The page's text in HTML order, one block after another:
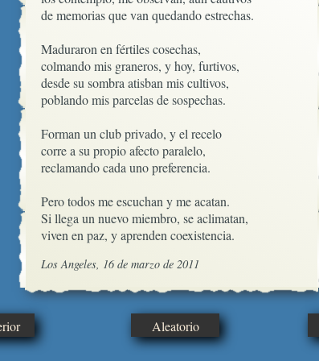
de memorias que van quedando estrechas.
Maduraron en fértiles cosechas,
colmando mis graneros, y hoy, furtivos,
desde su sombra atisban mis cultivos,
poblando mis parcelas de sospechas.
Forman un club privado, y el recelo
corre a su propio afecto paralelo,
reclamando cada uno preferencia.
Pero todos me escuchan y me acatan.
Si llega un nuevo miembro, se aclimatan,
viven en paz, y aprenden coexistencia.
Los Angeles, 16 de marzo de 2011
Aleatorio